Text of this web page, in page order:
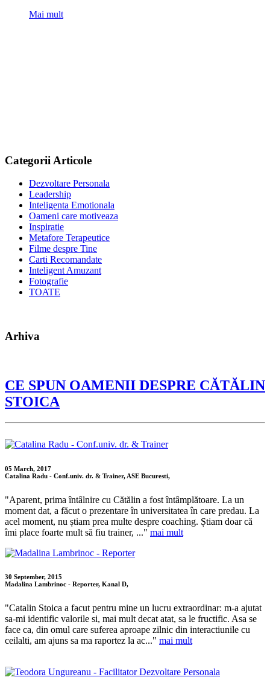
Mai mult
Categorii Articole
Dezvoltare Personala
Leadership
Inteligenta Emotionala
Oameni care motiveaza
Inspiratie
Metafore Terapeutice
Filme despre Tine
Carti Recomandate
Inteligent Amuzant
Fotografie
TOATE
Arhiva
CE SPUN OAMENII DESPRE CĂTĂLIN
STOICA
05 March, 2017
Catalina Radu - Conf.univ. dr. & Trainer, ASE Bucuresti,
"Aparent, prima întâlnire cu Cătălin a fost întâmplătoare. La un
moment dat, a făcut o prezentare în universitatea în care predau. La
acel moment, nu știam prea multe despre coaching. Știam doar că
îmi place foarte mult să fiu trainer, ..." mai mult
30 September, 2015
Madalina Lambrinoc - Reporter, Kanal D,
"Catalin Stoica a facut pentru mine un lucru extraordinar: m-a ajutat
sa-mi identific valorile si, mai mult decat atat, sa le fructific. Asa se
face ca, din omul care suferea aproape zilnic din interactiunile cu
ceilalti, am ajuns sa ma raportez la ac..." mai mult